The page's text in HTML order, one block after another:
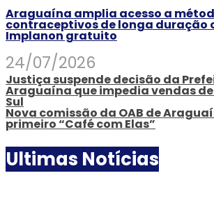
Araguaína amplia acesso a
contraceptivos de longa duração
Implanon gratuito
24/07/2026
Justiça suspende decisão da
Araguaína que impedia vendas
Sul
Nova comissão da OAB de
primeiro “Café com Elas”
Ultimas Notícias